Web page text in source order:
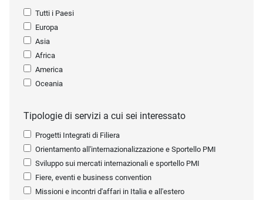
Tutti i Paesi
Europa
Asia
Africa
America
Oceania
Tipologie di servizi a cui sei interessato
Progetti Integrati di Filiera
Orientamento all'internazionalizzazione e Sportello PMI
Sviluppo sui mercati internazionali e sportello PMI
Fiere, eventi e business convention
Missioni e incontri d'affari in Italia e all'estero